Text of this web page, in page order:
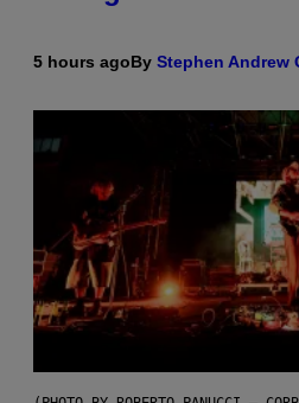
5 hours agoBy Stephen Andrew